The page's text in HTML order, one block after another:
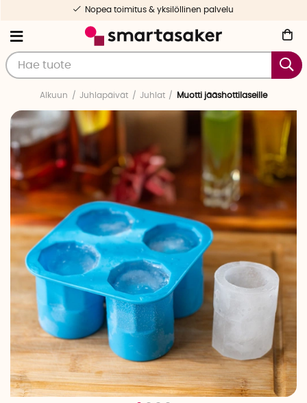
Nopea toimitus & yksilöllinen palvelu
Alkuun Juhlapäivät Juhlat Muotti jääshottilaseille